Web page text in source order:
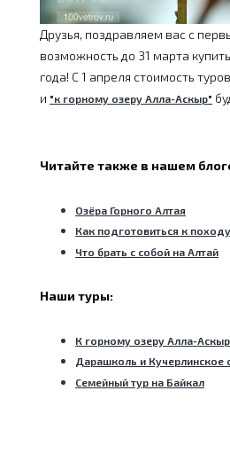
Друзья, поздравляем вас с
возможность до 31 марта
года! С 1 апреля стоимость туров
и "к горному озеру Алла-Аскыр"
Читайте также в нашем
Озёра Горного Алтая
Как подготовиться к походу
Что брать с собой на Алтай
Наши туры:
К горному озеру Алла-Аскыр
Дарашколь и Кучерлинское
Семейный тур на Байкал